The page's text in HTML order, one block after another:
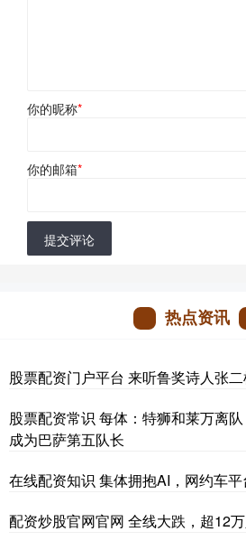
你的昵称*
你的邮箱*
提交评论
热点资讯
股票配资门户平台 来听鲁奖诗人张
股票配资常识 每体：特狮和莱万离
成为巴萨第五队长
在线配资知识 集体拥抱AI，网约车平
配资炒股官网官网 全线大跌，超12万